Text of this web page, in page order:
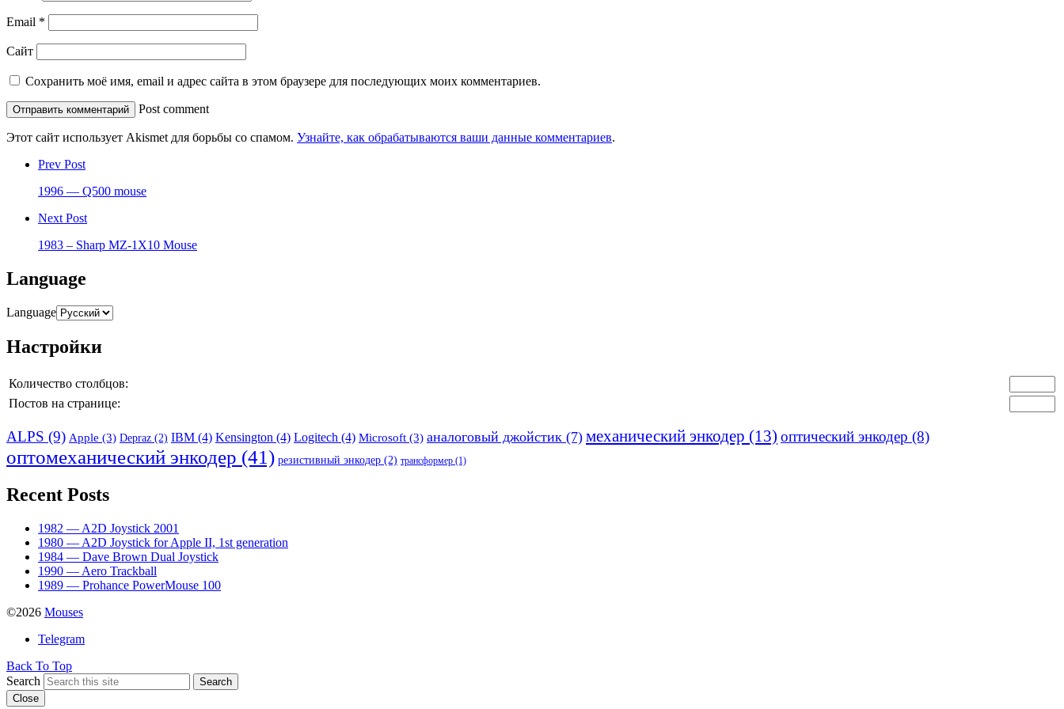
Email *
Сайт
Сохранить моё имя, email и адрес сайта в этом браузере для последующих моих комментариев.
Post comment
Этот сайт использует Akismet для борьбы со спамом. Узнайте, как обрабатываются ваши данные комментариев.
Prev Post
1996 — Q500 mouse
Next Post
1983 – Sharp MZ-1X10 Mouse
Language
Language
Настройки
Количество столбцов:
Постов на странице:
ALPS (9) Apple (3) Depraz (2) IBM (4) Kensington (4) Logitech (4) Microsoft (3) аналоговый джойстик (7) механический энкодер (13) оптический энкодер (8)
оптомеханический энкодер (41) резистивный энкодер (2) трансформер (1)
Recent Posts
1982 — A2D Joystick 2001
1980 — A2D Joystick for Apple II, 1st generation
1984 — Dave Brown Dual Joystick
1990 — Aero Trackball
1989 — Prohance PowerMouse 100
©2026 Mouses
Telegram
Back To Top
Search
Search
Close